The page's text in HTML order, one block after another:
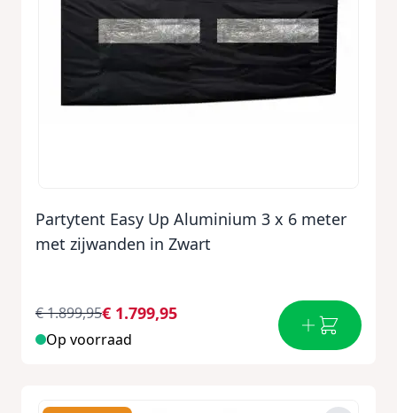
Partytent Easy Up Aluminium 3 x 6 meter
met zijwanden in Zwart
€ 1.799,95
€ 1.899,95
Op voorraad